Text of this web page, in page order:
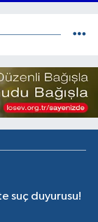
suç duyurusu!